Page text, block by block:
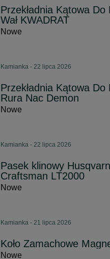
Przekładnia Kątowa
Wał KWADRAT
Nowe
Kamianka - 22 lipca 2026
Przekładnia Kątowa
Rura Nac Demon
Nowe
Kamianka - 22 lipca 2026
Pasek klinowy
Craftsman LT2000
Nowe
Kamianka - 21 lipca 2026
Koło Zamachowe
Nowe